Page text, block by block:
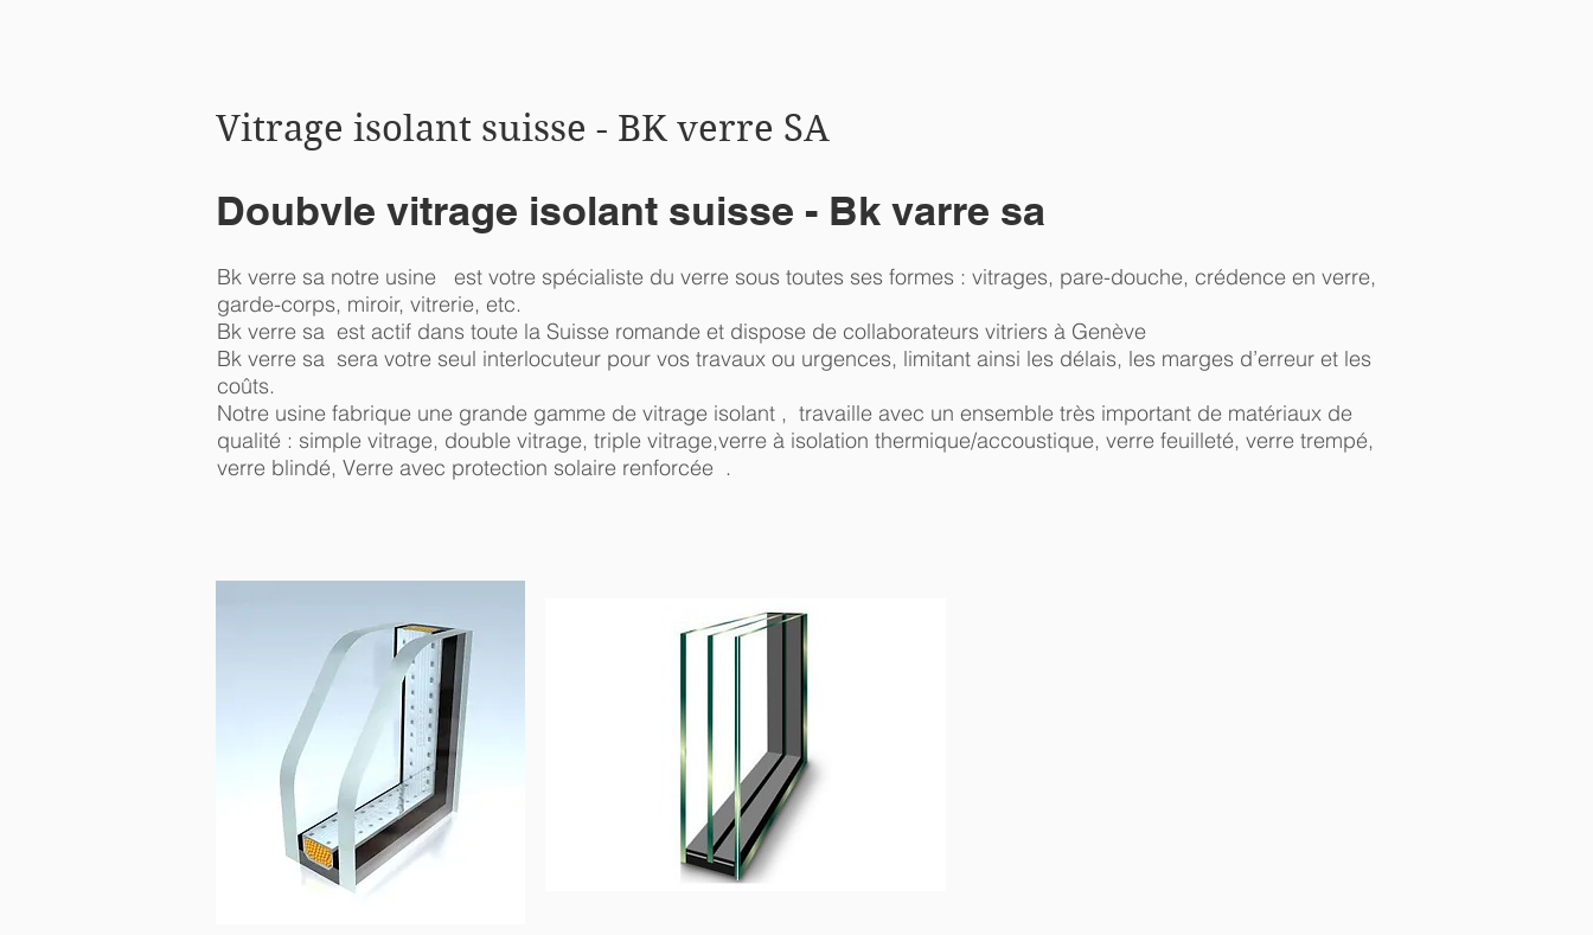
Vitrage isolant suisse - BK verre SA
Doubvle vitrage isolant suisse - Bk varre sa
Bk verre sa notre usine est votre spécialiste du verre sous toutes ses formes : vitrages, pare-douche, crédence en verre,
garde-corps, miroir, vitrerie, etc.
Bk verre sa est actif dans toute la Suisse romande et dispose de collaborateurs vitriers à Genève
Bk verre sa sera votre seul interlocuteur pour vos travaux ou urgences, limitant ainsi les délais, les marges d’erreur et les
coûts.
Notre usine fabrique une grande gamme de vitrage isolant , travaille avec un ensemble très important de matériaux de
qualité : simple vitrage, double vitrage, triple vitrage,verre à isolation thermique/accoustique, verre feuilleté, verre trempé,
verre blindé, Verre avec protection solaire renforcée .